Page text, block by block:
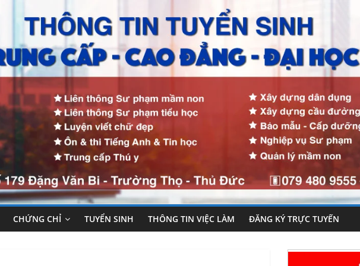
CHỨNG CHỈ TUYỂN SINH THÔNG TIN VIỆC LÀM ĐĂNG KÝ TRỰC TUYẾN